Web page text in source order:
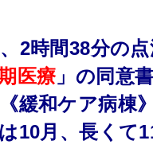
2時間38分の
医療」の同意
緩和ケア病棟
10月、長くて